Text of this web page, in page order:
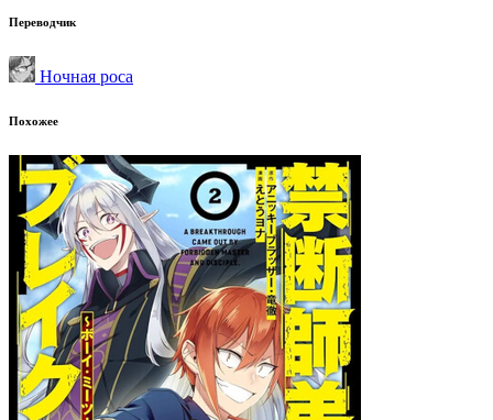
Переводчик
Ночная роса
Похожее